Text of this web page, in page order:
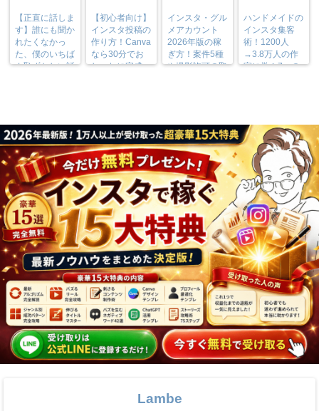
【正直に話しま
す】誰にも聞か
れたくなかっ
た、僕のいちば
ん恥ずかしい話
【初心者向け】
インスタ投稿の
作り方！Canva
なら30分でお
しゃれに完成
インスタ・グル
メアカウント
2026年版の稼
ぎ方！案件5種
や撮影許可の取
ハンドメイドの
インスタ集客
術！1200人
→3.8万人の作
家に学ぶ7つの
Lambe